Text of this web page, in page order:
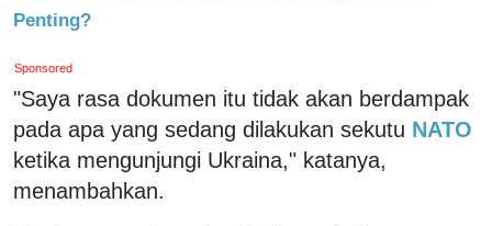
Penting?
Sponsored
"Saya rasa dokumen itu tidak akan berdampak
pada apa yang sedang dilakukan sekutu NATO
ketika mengunjungi Ukraina," katanya,
menambahkan.